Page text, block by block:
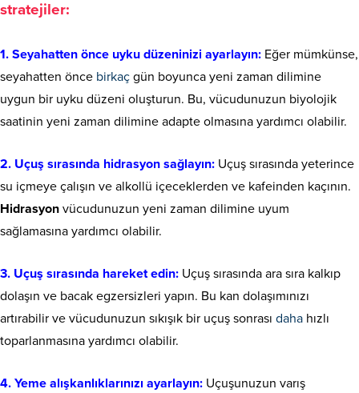
stratejiler:
1. Seyahatten önce uyku düzeninizi ayarlayın: Eğer mümkünse,
seyahatten önce birkaç gün boyunca yeni zaman dilimine
uygun bir uyku düzeni oluşturun. Bu, vücudunuzun biyolojik
saatinin yeni zaman dilimine adapte olmasına yardımcı olabilir.
2. Uçuş sırasında hidrasyon sağlayın: Uçuş sırasında yeterince
su içmeye çalışın ve alkollü içeceklerden ve kafeinden kaçının.
Hidrasyon vücudunuzun yeni zaman dilimine uyum
sağlamasına yardımcı olabilir.
3. Uçuş sırasında hareket edin: Uçuş sırasında ara sıra kalkıp
dolaşın ve bacak egzersizleri yapın. Bu kan dolaşımınızı
artırabilir ve vücudunuzun sıkışık bir uçuş sonrası daha hızlı
toparlanmasına yardımcı olabilir.
4. Yeme alışkanlıklarınızı ayarlayın: Uçuşunuzun varış